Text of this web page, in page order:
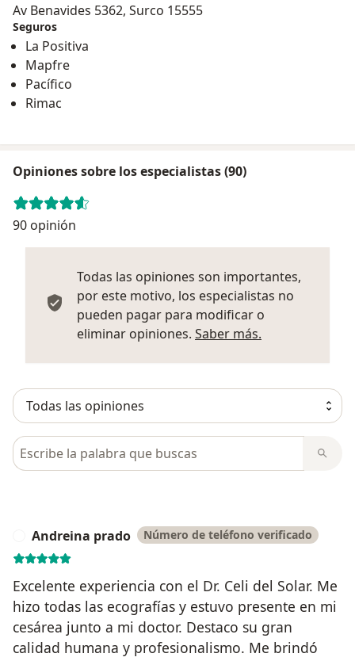
Av Benavides 5362, Surco 15555
Seguros
La Positiva
Mapfre
Pacífico
Rimac
Opiniones sobre los especialistas (90)
90 opinión
Todas las opiniones son importantes,
por este motivo, los especialistas no
pueden pagar para modificar o
eliminar opiniones. Saber más.
Busca en opiniones
Andreina prado Número de teléfono verificado
Excelente experiencia con el Dr. Celi del Solar. Me
hizo todas las ecografías y estuvo presente en mi
cesárea junto a mi doctor. Destaco su gran
calidad humana y profesionalismo. Me brindó